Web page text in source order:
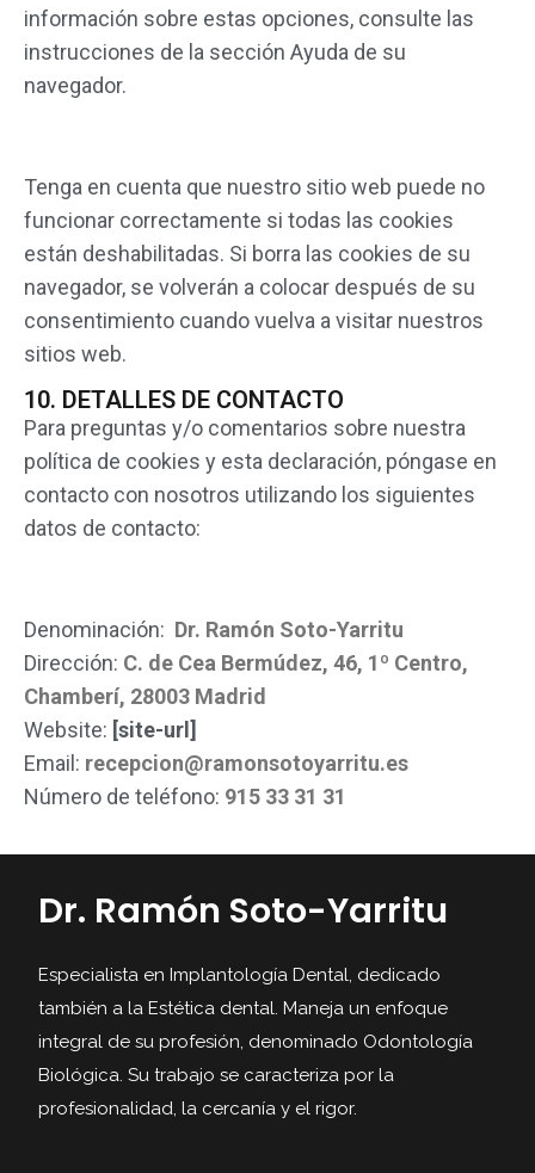
información sobre estas opciones, consulte las
instrucciones de la sección Ayuda de su
navegador.
Tenga en cuenta que nuestro sitio web puede no
funcionar correctamente si todas las cookies
están deshabilitadas. Si borra las cookies de su
navegador, se volverán a colocar después de su
consentimiento cuando vuelva a visitar nuestros
sitios web.
10. DETALLES DE CONTACTO
Para preguntas y/o comentarios sobre nuestra
política de cookies y esta declaración, póngase en
contacto con nosotros utilizando los siguientes
datos de contacto:
Denominación: Dr. Ramón Soto-Yarritu
Dirección: C. de Cea Bermúdez, 46, 1º Centro,
Chamberí, 28003 Madrid
Website: [site-url]
Email: recepcion@ramonsotoyarritu.es
Número de teléfono: 915 33 31 31
Dr. Ramón Soto-Yarritu
Especialista en Implantología Dental, dedicado
también a la Estética dental. Maneja un enfoque
integral de su profesión, denominado Odontología
Biológica. Su trabajo se caracteriza por la
profesionalidad, la cercanía y el rigor.